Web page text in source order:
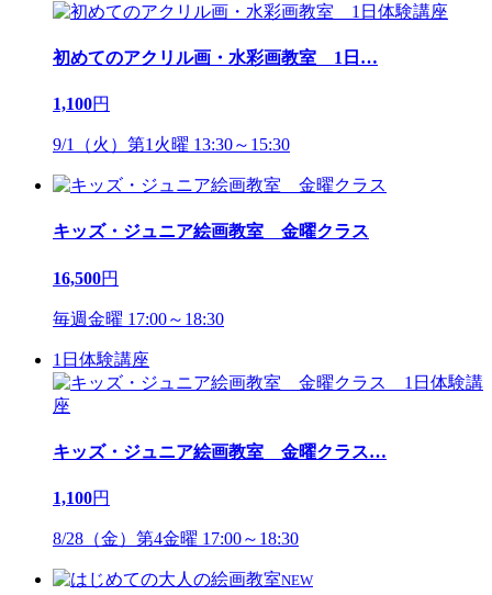
初めてのアクリル画・水彩画教室 1日 …
1,100円
9/1（火）第1火曜 13:30～15:30
キッズ・ジュニア絵画教室 金曜クラス
16,500円
毎週金曜 17:00～18:30
1日体験講座
キッズ・ジュニア絵画教室 金曜クラス…
1,100円
8/28（金）第4金曜 17:00～18:30
NEW